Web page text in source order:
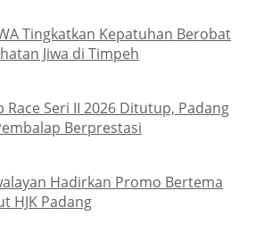
Tingkatkan Kepatuhan Berobat
Jiwa di Timpeh
Race Seri II 2026 Ditutup, Padang
Berprestasi
Hadirkan Promo Bertema
HJK Padang